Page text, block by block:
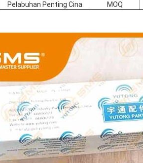
Pelabuhan Penting Cina MOQ